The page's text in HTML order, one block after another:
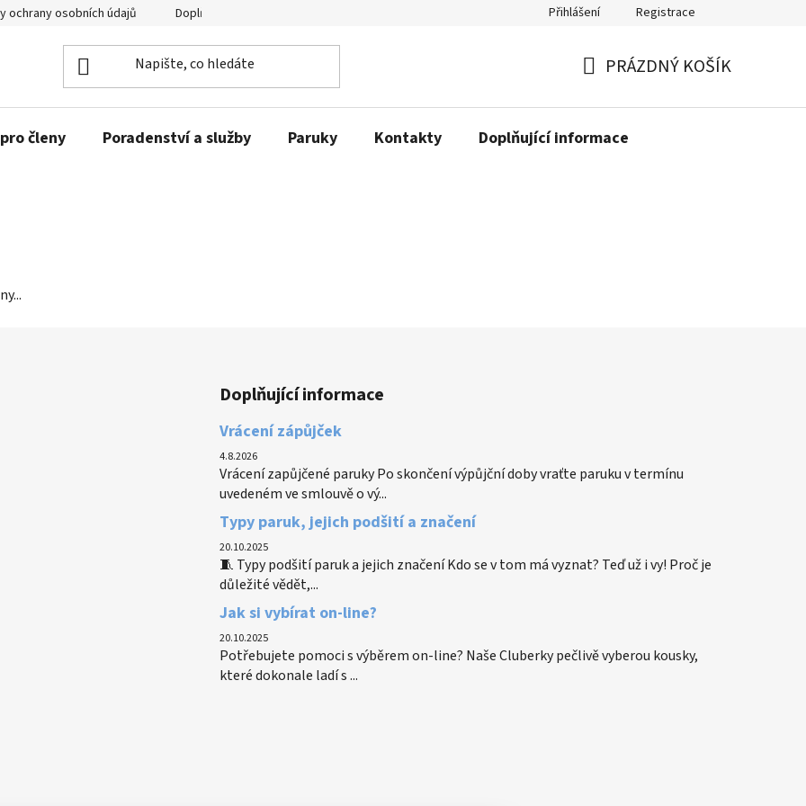
ochrany osobních údajů Doplňující informace Přihlášení Registrace
KOŠÍK
PRÁZDNÝ KOŠÍK
členy Poradenství a služby Paruky Kontakty Doplňující informace
Doplňující informace
Vrácení zápůjček
4.8.2026
Vrácení zapůjčené paruky Po skončení výpůjční doby vraťte paruku v termínu
uvedeném ve smlouvě o vý...
Typy paruk, jejich podšití a značení
20.10.2025
🧵 Typy podšití paruk a jejich značení Kdo se v tom má vyznat? Teď už i vy! Proč je
důležité vědět,...
Jak si vybírat on-line?
20.10.2025
Potřebujete pomoci s výběrem on-line? Naše Cluberky pečlivě vyberou kousky,
které dokonale ladí s ...